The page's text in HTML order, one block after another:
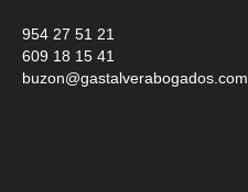
954 27 51 21
609 18 15 41
buzon@gastalverabogados.com